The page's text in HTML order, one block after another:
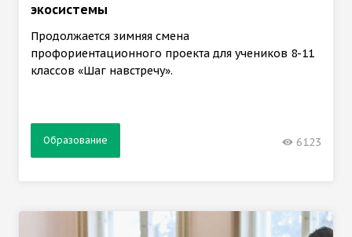
экосистемы
Продолжается зимняя смена
профориентационного проекта для учеников 8-11
классов «Шаг навстречу».
Образование 6123